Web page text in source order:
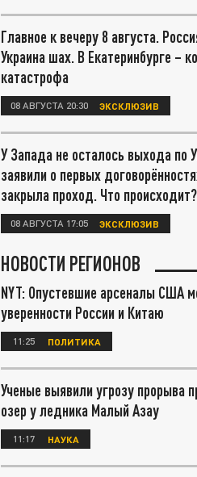
Главное к вечеру 8 августа.
Украина шах. В Екатеринбурге –
катастрофа
08 АВГУСТА 20:30 ЭКСКЛЮЗИВ
У Запада не осталось выхода по
заявили о первых
закрыла проход. Что происходит?
08 АВГУСТА 17:05 ЭКСКЛЮЗИВ
НОВОСТИ РЕГИОНОВ
NYT: Опустевшие арсеналы США
уверенности России и Китаю
11:25 ПОЛИТИКА
Ученые выявили угрозу прорыва
озер у ледника Малый Азау
11:17 НАУКА